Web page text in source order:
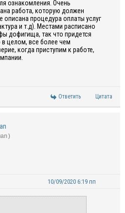
ознакомления. Очень
работа, которую должен
описана процедура оплаты услуг
и т.д). Местами расписано
дофигища, так что придется
в целом, все более чем
, когда приступим к работе,
Ответить Цитата
10/09/2020 6:19 пп